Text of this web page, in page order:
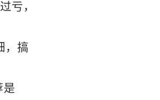
亏，
，搞
是